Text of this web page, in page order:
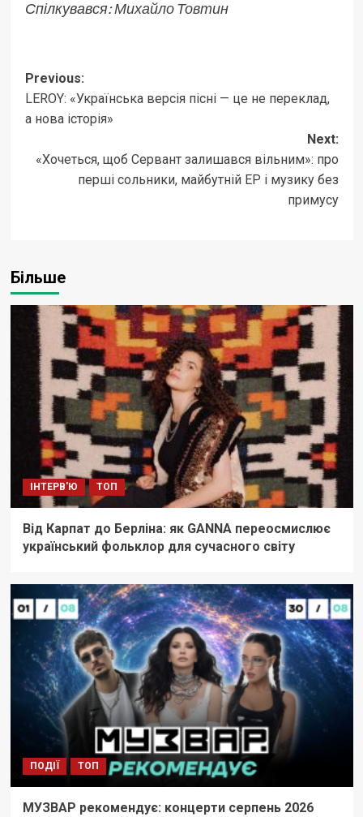
Спілкувався:Михайло Товтин
Post
navigation
Previous:
LEROY: «Українська версія пісні — це не переклад,
а нова історія»
Next:
«Хочеться, щоб Сервант залишався вільним»: про
перші сольники, майбутній EP і музику без
примусу
Більше
ІНТЕРВ'Ю ТОП
Від Карпат до Берліна: як GANNA переосмислює
український фольклор для сучасного світу
ПОДІЇ ТОП
МУЗВАР рекомендує: концерти серпень 2026